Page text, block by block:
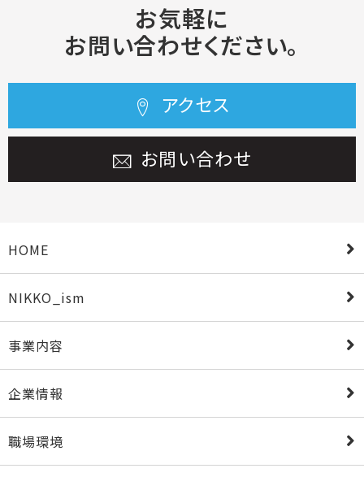
お気軽に
お問い合わせください。
アクセス
お問い合わせ
HOME
NIKKO_ism
事業内容
企業情報
職場環境